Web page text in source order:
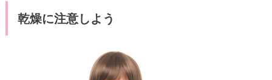
乾燥に注意しよう